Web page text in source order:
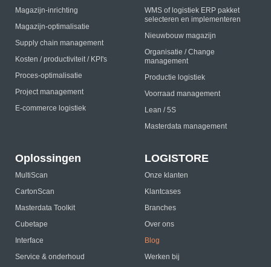
Magazijn-inrichting
Magazijn-optimalisatie
Supply chain management
Kosten / productiviteit / KPI's
Proces-optimalisatie
Project management
E-commerce logistiek
WMS of logistiek ERP pakket
selecteren en implementeren
Nieuwbouw magazijn
Organisatie / Change
management
Productie logistiek
Voorraad management
Lean / 5S
Masterdata management
Oplossingen
MultiScan
CartonScan
Masterdata Toolkit
Cubetape
Interface
Service & onderhoud
LOGISTORE
Onze klanten
Klantcases
Branches
Over ons
Blog
Werken bij